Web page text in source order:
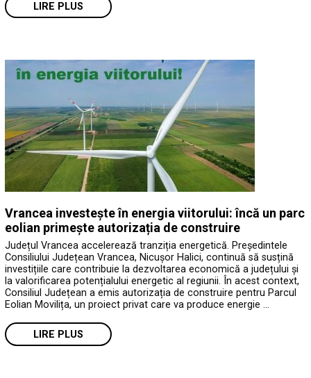
LIRE PLUS
Vrancea investește în energia viitorului: încă un parc
eolian primește autorizația de construire
Județul Vrancea accelerează tranziția energetică. Președintele
Consiliului Județean Vrancea, Nicușor Halici, continuă să susțină
investițiile care contribuie la dezvoltarea economică a județului și
la valorificarea potențialului energetic al regiunii. În acest context,
Consiliul Județean a emis autorizația de construire pentru Parcul
Eolian Movilița, un proiect privat care va produce energie …
LIRE PLUS